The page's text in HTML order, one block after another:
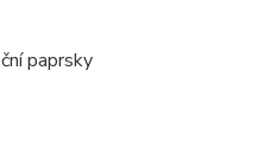
paprsky